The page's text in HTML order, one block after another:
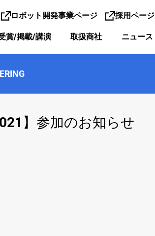
賞/掲載/講演 取扱商社 ニュース
採用ページ
ロボット開発事業ページ
】参加のお知らせ